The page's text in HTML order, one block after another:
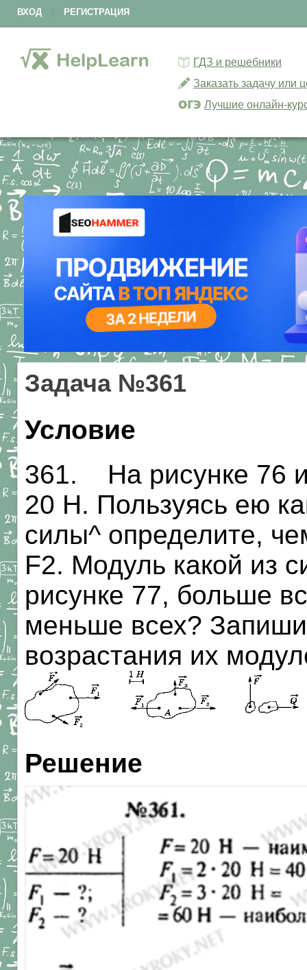
ВХОД РЕГИСТРАЦИЯ
ГДЗ и решебники
Заказать задачу или
Лучшие онлайн-
Задача №361
Условие
361. На рисунке 76
20 Н. Пользуясь ею
силы^ определите,
F2. Модуль какой из
рисунке 77, больше
меньше всех?
возрастания их
Решение